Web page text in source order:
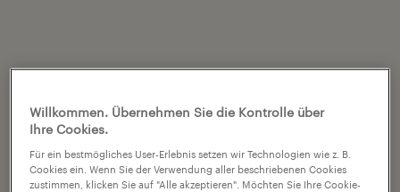
Willkommen. Übernehmen Sie die Kontrolle über
Ihre Cookies.
Für ein bestmögliches User-Erlebnis setzen wir Technologien wie z. B.
Cookies ein. Wenn Sie der Verwendung aller beschriebenen Cookies
zustimmen, klicken Sie auf "Alle akzeptieren". Möchten Sie Ihre Cookie-